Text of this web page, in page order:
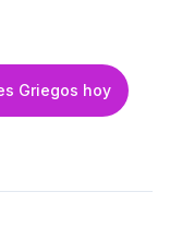
Griegos hoy